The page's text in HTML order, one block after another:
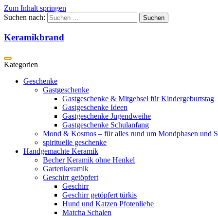
Zum Inhalt springen
Suchen nach:
Keramikbrand
Geschenke
Gastgeschenke
Gastgeschenke & Mitgebsel für Kindergeburtstag
Gastgeschenke Ideen
Gastgeschenke Jugendweihe
Gastgeschenke Schulanfang
Mond & Kosmos – für alles rund um Mondphasen und
spirituelle geschenke
Handgemachte Keramik
Becher Keramik ohne Henkel
Gartenkeramik
Geschirr getöpfert
Geschirr
Geschirr getöpfert türkis
Hund und Katzen Pfotenliebe
Matcha Schalen